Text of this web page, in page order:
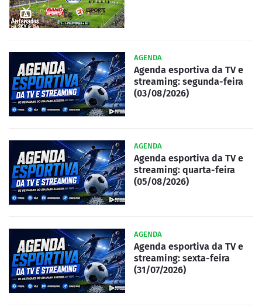
AGENDA
Agenda esportiva da TV e
streaming: segunda-feira
(03/08/2026)
AGENDA
Agenda esportiva da TV e
streaming: quarta-feira
(05/08/2026)
AGENDA
Agenda esportiva da TV e
streaming: sexta-feira
(31/07/2026)